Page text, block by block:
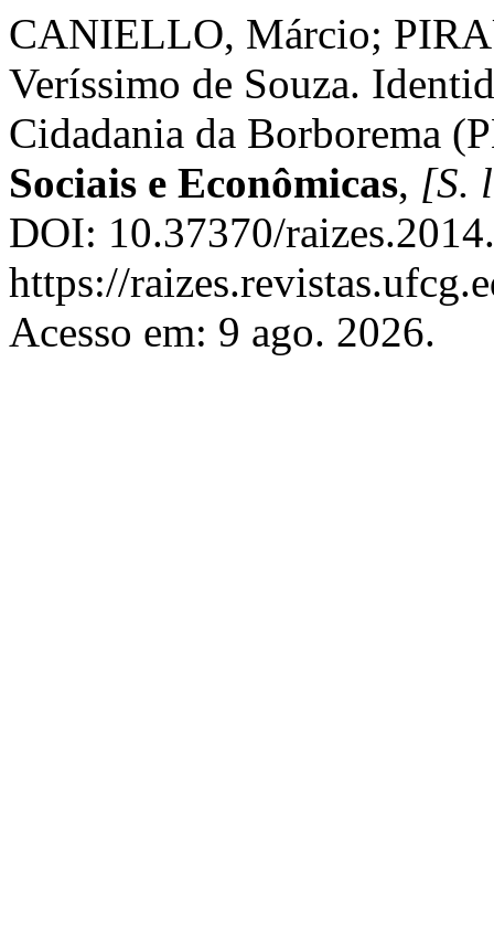
CANIELLO, Márcio;
Veríssimo de Souza.
Cidadania da Borborema
Sociais e Econômicas, [S.
DOI: 10.37370/
https://
Acesso em: 9 ago. 2026.